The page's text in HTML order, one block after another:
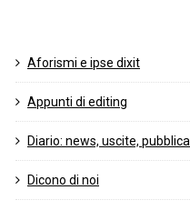
Aforismi e ipse dixit
Appunti di editing
Diario: news, uscite,
Dicono di noi